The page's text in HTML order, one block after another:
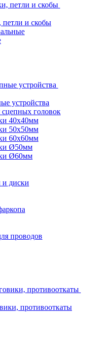
петли и скобы
петли и скобы
устройства
устройства
сцепных головок
40x40мм
50x50мм
60x60мм
Ø50мм
Ø60мм
диски
проводов
противооткаты
противооткаты